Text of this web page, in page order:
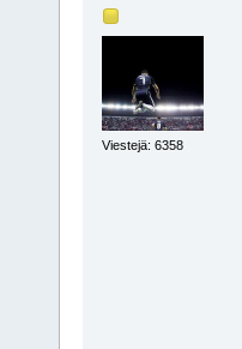
Viestejä: 6358